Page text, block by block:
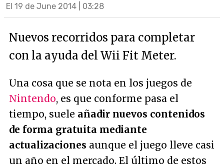
El 19 de June 2014 | 03:28
Nuevos recorridos para completar
con la ayuda del Wii Fit Meter.
Una cosa que se nota en los juegos de
Nintendo, es que conforme pasa el
tiempo, suele añadir nuevos contenidos
de forma gratuita mediante
actualizaciones aunque el juego lleve casi
un año en el mercado. El último de estos